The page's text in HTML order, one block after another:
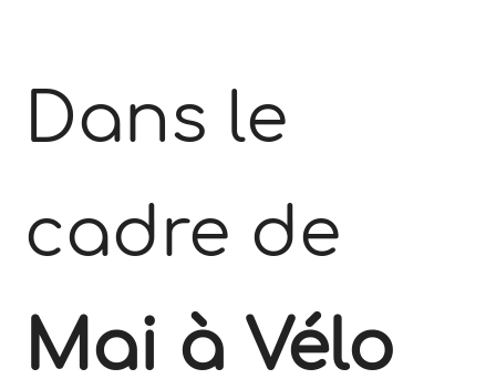
Dans le
cadre de
Mai à Vélo